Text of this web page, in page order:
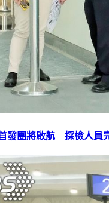
發團將啟航 採檢人員